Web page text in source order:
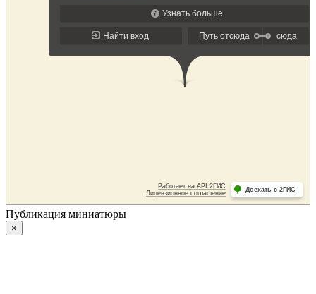
Публикация миниатюры
×